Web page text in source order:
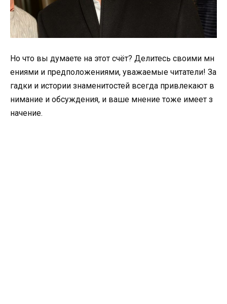
Но что вы думаете на этот счёт? Делитесь своими мн
ениями и предположениями, уважаемые читатели! За
гадки и истории знаменитостей всегда привлекают в
нимание и обсуждения, и ваше мнение тоже имеет з
начение.